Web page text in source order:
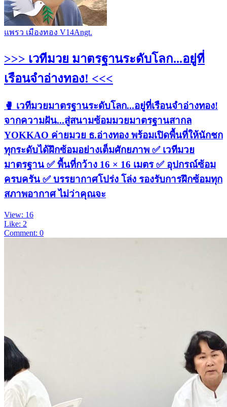
แพรว เมืองทอง V14Angt.
>>> เวทีมวย มาตรฐานระดับโลก...อยู่ที่
เรือนจำอ่างทอง! <<<
🥊 เวทีมวยมาตรฐานระดับโลก...อยู่ที่เรือนจำอ่างทอง!
จากความฝัน...สู่สนามซ้อมมวยมาตรฐานสากล
YOKKAO ค่ายมวย ธ.อ่างทอง พร้อมเปิดพื้นที่ให้นักชก
ทุกระดับได้ฝึกซ้อมอย่างเต็มศักยภาพ ✅ เวทีมวย
มาตรฐาน ✅ พื้นที่กว้าง 16 × 16 เมตร ✅ อุปกรณ์ซ้อม
ครบครัน ✅ บรรยากาศโปร่ง โล่ง รองรับการฝึกซ้อมทุก
สภาพอากาศ ไม่ว่าคุณจะ
View: 16
Like: 2
Comment: 0